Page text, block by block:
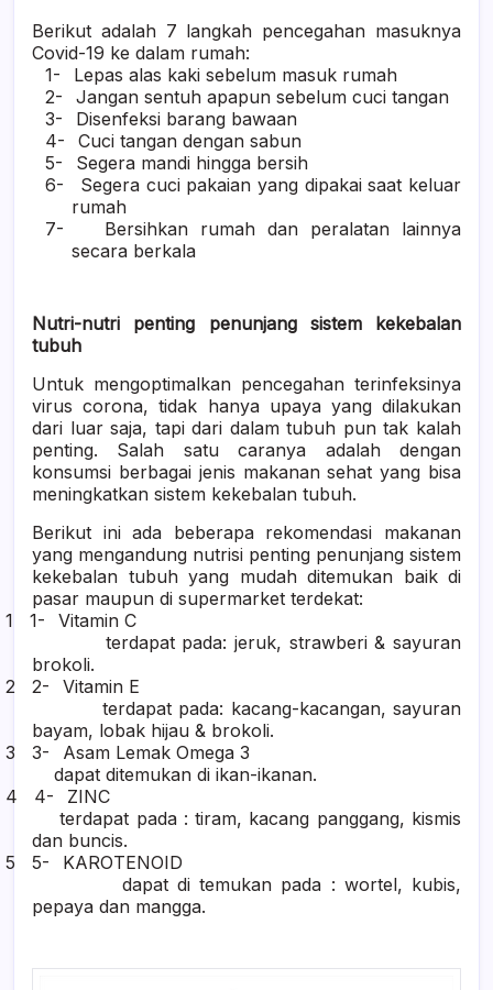
Berikut adalah 7 langkah pencegahan masuknya
Covid-19 ke dalam rumah:
1-
Lepas alas kaki sebelum masuk rumah
2-
Jangan sentuh apapun sebelum cuci tangan
3-
Disenfeksi barang bawaan
4-
Cuci tangan dengan sabun
5-
Segera mandi hingga bersih
6-
Segera cuci pakaian yang dipakai saat keluar
rumah
7-
Bersihkan rumah dan peralatan lainnya
secara berkala
Nutri-nutri penting penunjang sistem kekebalan
tubuh
Untuk mengoptimalkan pencegahan terinfeksinya
virus corona, tidak hanya upaya yang dilakukan
dari luar saja, tapi dari dalam tubuh pun tak kalah
penting. Salah satu caranya adalah dengan
konsumsi berbagai jenis makanan sehat yang bisa
meningkatkan sistem kekebalan tubuh.
Berikut ini ada beberapa rekomendasi makanan
yang mengandung nutrisi penting penunjang sistem
kekebalan tubuh yang mudah ditemukan baik di
pasar maupun di supermarket terdekat:
1 1-
Vitamin C
terdapat pada: jeruk, strawberi & sayuran
brokoli.
2 2-
Vitamin E
terdapat pada: kacang-kacangan, sayuran
bayam, lobak hijau & brokoli.
3 3-
Asam Lemak Omega 3
dapat ditemukan di ikan-ikanan.
4 4-
ZINC
terdapat pada : tiram, kacang panggang, kismis
dan buncis.
5 5-
KAROTENOID
dapat di temukan pada : wortel, kubis,
pepaya dan mangga.